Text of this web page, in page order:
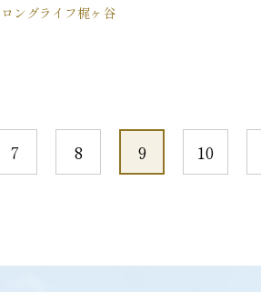
ロングライフ梶ヶ谷
7 8 9 10